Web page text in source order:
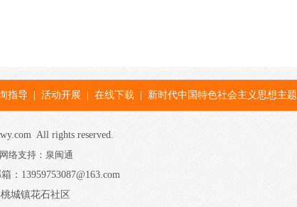
指导 活动开展 在线下载 新时代中国特色社会主义思想主
All rights reserved.
络支持：泉闽通
13959753087@163.com
城镇花石社区